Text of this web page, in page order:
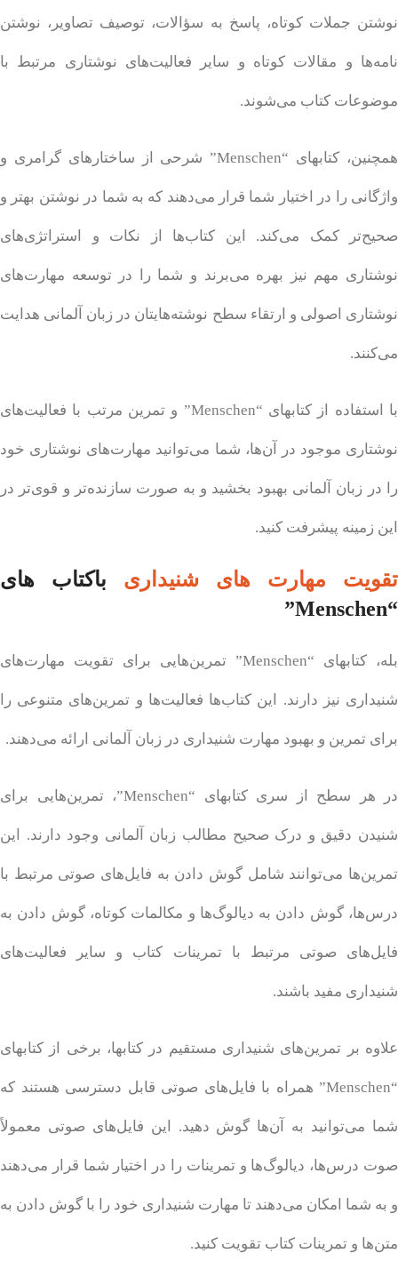
نوشتن جملات کوتاه، پاسخ به سؤالات، توصیف تصاویر، نوشتن
نامه‌ها و مقالات کوتاه و سایر فعالیت‌های نوشتاری مرتبط با
موضوعات کتاب می‌شوند.
همچنین، کتابهای “Menschen” شرحی از ساختارهای گرامری و
واژگانی را در اختیار شما قرار می‌دهند که به شما در نوشتن بهتر و
صحیح‌تر کمک می‌کند. این کتاب‌ها از نکات و استراتژی‌های
نوشتاری مهم نیز بهره می‌برند و شما را در توسعه مهارت‌های
نوشتاری اصولی و ارتقاء سطح نوشته‌هایتان در زبان آلمانی هدایت
می‌کنند.
با استفاده از کتابهای “Menschen” و تمرین مرتب با فعالیت‌های
نوشتاری موجود در آن‌ها، شما می‌توانید مهارت‌های نوشتاری خود
را در زبان آلمانی بهبود بخشید و به صورت سازنده‌تر و قوی‌تر در
این زمینه پیشرفت کنید.
تقویت مهارت های شنیداری باکتاب های
“Menschen”
بله، کتابهای “Menschen” تمرین‌هایی برای تقویت مهارت‌های
شنیداری نیز دارند. این کتاب‌ها فعالیت‌ها و تمرین‌های متنوعی را
برای تمرین و بهبود مهارت شنیداری در زبان آلمانی ارائه می‌دهند.
در هر سطح از سری کتابهای “Menschen”، تمرین‌هایی برای
شنیدن دقیق و درک صحیح مطالب زبان آلمانی وجود دارند. این
تمرین‌ها می‌توانند شامل گوش دادن به فایل‌های صوتی مرتبط با
درس‌ها، گوش دادن به دیالوگ‌ها و مکالمات کوتاه، گوش دادن به
فایل‌های صوتی مرتبط با تمرینات کتاب و سایر فعالیت‌های
شنیداری مفید باشند.
علاوه بر تمرین‌های شنیداری مستقیم در کتابها، برخی از کتابهای
“Menschen” همراه با فایل‌های صوتی قابل دسترسی هستند که
شما می‌توانید به آن‌ها گوش دهید. این فایل‌های صوتی معمولاً
صوت درس‌ها، دیالوگ‌ها و تمرینات را در اختیار شما قرار می‌دهند
و به شما امکان می‌دهند تا مهارت شنیداری خود را با گوش دادن به
متن‌ها و تمرینات کتاب تقویت کنید.